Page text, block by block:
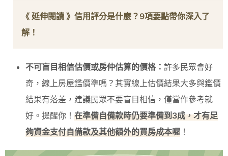
《 延伸閱讀 》 信用評分是什麼？9項要點帶你深入了
解！
不可盲目相信估價或房仲估算的價格： 許多民眾會好
奇，線上房屋鑑價準嗎？其實線上估價結果大多與鑑價
結果有落差，建議民眾不要盲目相信，僅當作參考就
好。提醒你！ 在準備自備款時仍要準備到3成，才有足
夠資金支付自備款及其他額外的買房成本喔 ！